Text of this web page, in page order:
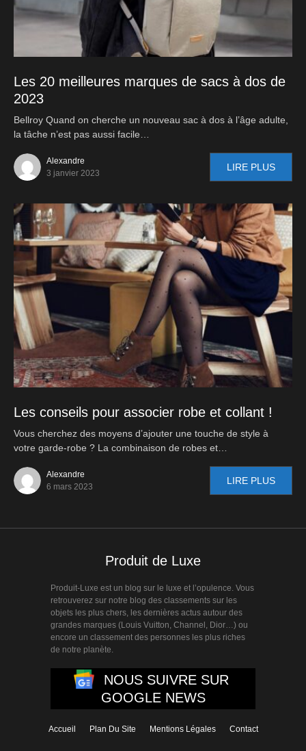
Les 20 meilleures marques de sacs à dos de
2023
Bellroy Quand on cherche un nouveau sac à dos à l’âge adulte,
la tâche n’est pas aussi facile…
Alexandre
3 janvier 2023
LIRE PLUS
Les conseils pour associer robe et collant !
Vous cherchez des moyens d’ajouter une touche de style à
votre garde-robe ? La combinaison de robes et…
Alexandre
6 mars 2023
LIRE PLUS
Produit de Luxe
Produit-Luxe est un blog sur le luxe et l’opulence. Vous
retrouverez sur notre blog des classements sur les
objets les plus chers, les dernières actus autour des
grandes marques (Louis Vuitton, Channel, Dior…) ou
encore un classement des personnes les plus riches
de notre planète.
NOUS SUIVRE SUR
GOOGLE NEWS
Accueil Plan Du Site Mentions Légales Contact